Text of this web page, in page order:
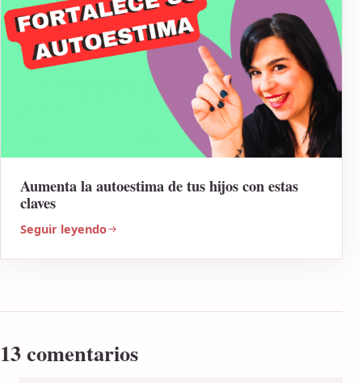
Aumenta la autoestima de tus hijos con estas
claves
Seguir leyendo
13 comentarios